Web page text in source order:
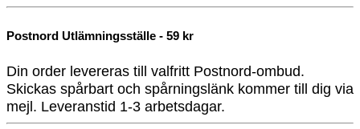
Postnord Utlämningsställe - 59 kr
Din order levereras till valfritt Postnord-ombud.
Skickas spårbart och spårningslänk kommer till dig via
mejl. Leveranstid 1-3 arbetsdagar.